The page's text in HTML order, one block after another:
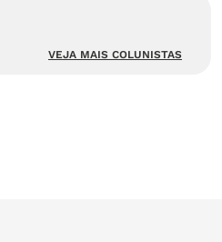
VEJA MAIS COLUNISTAS